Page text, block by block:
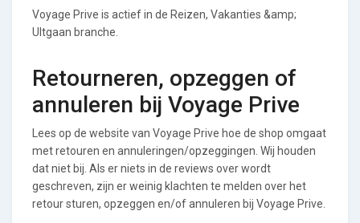
Voyage Prive is actief in de Reizen, Vakanties &amp;
UItgaan branche.
Retourneren, opzeggen of
annuleren bij Voyage Prive
Lees op de website van Voyage Prive hoe de shop omgaat
met retouren en annuleringen/opzeggingen. Wij houden
dat niet bij. Als er niets in de reviews over wordt
geschreven, zijn er weinig klachten te melden over het
retour sturen, opzeggen en/of annuleren bij Voyage Prive.